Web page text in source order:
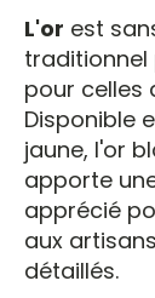
L'or est
traditionnel
pour celles
Disponible
jaune, l'or
apporte
apprécié
aux
détaillés.